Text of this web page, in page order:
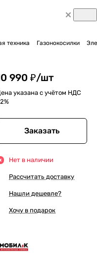
техника Газонокосилки
990 ₽/шт
указана с учётом НДС
Заказать
Нет в наличии
Рассчитать доставку
Нашли дешевле?
Хочу в подарок